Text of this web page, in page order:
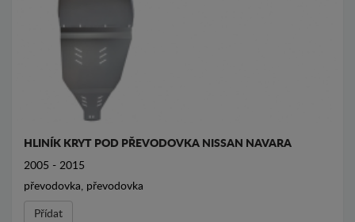
HLINÍK KRYT POD PŘEVODOVKA NISSAN NAVARA
2005 - 2015
převodovka, převodovka
Přídat